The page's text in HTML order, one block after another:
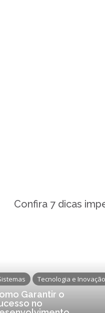
Confira 7 dicas
Tecnologia e Inovação
Garantir o
no